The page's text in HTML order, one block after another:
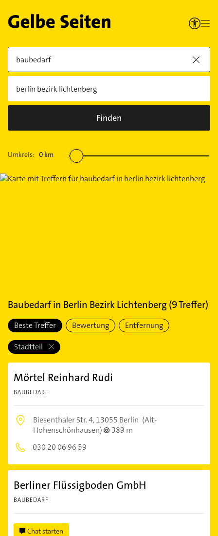
Finden
Umkreis: 0 km
Baubedarfin Berlin Bezirk Lichtenberg (9Treffer)
Beste Treffer Bewertung Entfernung
Stadtteil
Mörtel Reinhard Rudi
BAUBEDARF
Biesenthaler Str. 4,13055 Berlin (Alt-
Hohenschönhausen)
389 m
030 20 06 96 59
Berliner Flüssigboden GmbH
BAUBEDARF
Chat starten